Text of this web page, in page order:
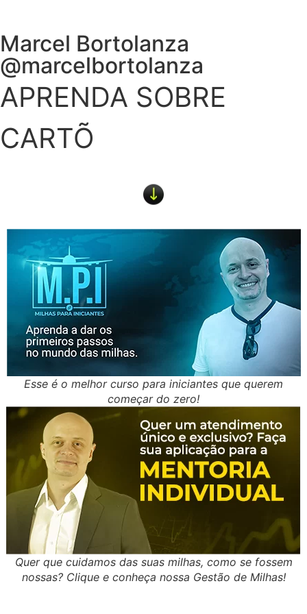
Marcel Bortolanza
@marcelbortolanza
APRENDA SOBRE
CARTÕE
Esse é o melhor curso para iniciantes que querem
começar do zero!
Quer que cuidamos das suas milhas, como se fossem
nossas? Clique e conheça nossa Gestão de Milhas!